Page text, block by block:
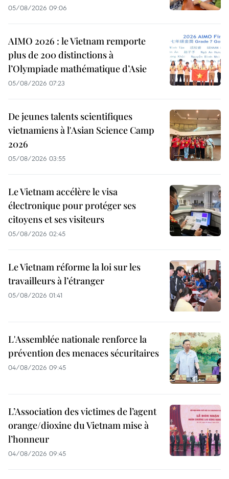
05/08/2026 09:06
AIMO 2026 : le Vietnam remporte
plus de 200 distinctions à
l’Olympiade mathématique d’Asie
05/08/2026 07:23
De jeunes talents scientifiques
vietnamiens à l'Asian Science Camp
2026
05/08/2026 03:55
Le Vietnam accélère le visa
électronique pour protéger ses
citoyens et ses visiteurs
05/08/2026 02:45
Le Vietnam réforme la loi sur les
travailleurs à l’étranger
05/08/2026 01:41
L'Assemblée nationale renforce la
prévention des menaces sécuritaires
04/08/2026 09:45
L’Association des victimes de l’agent
orange/dioxine du Vietnam mise à
l’honneur
04/08/2026 09:45